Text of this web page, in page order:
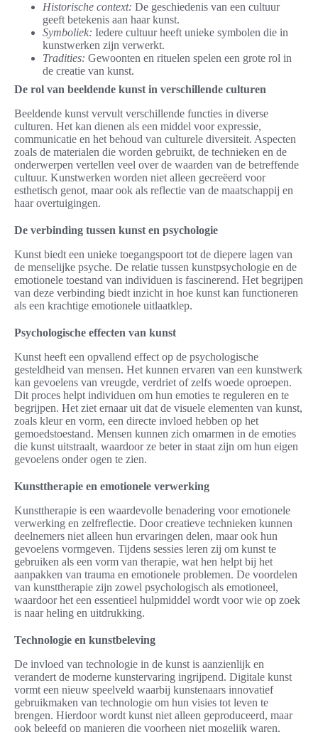
Historische context: De geschiedenis van een cultuur
geeft betekenis aan haar kunst.
Symboliek: Iedere cultuur heeft unieke symbolen die in
kunstwerken zijn verwerkt.
Tradities: Gewoonten en rituelen spelen een grote rol in
de creatie van kunst.
De rol van beeldende kunst in verschillende culturen
Beeldende kunst vervult verschillende functies in diverse
culturen. Het kan dienen als een middel voor expressie,
communicatie en het behoud van culturele diversiteit. Aspecten
zoals de materialen die worden gebruikt, de technieken en de
onderwerpen vertellen veel over de waarden van de betreffende
cultuur. Kunstwerken worden niet alleen gecreëerd voor
esthetisch genot, maar ook als reflectie van de maatschappij en
haar overtuigingen.
De verbinding tussen kunst en psychologie
Kunst biedt een unieke toegangspoort tot de diepere lagen van
de menselijke psyche. De relatie tussen kunstpsychologie en de
emotionele toestand van individuen is fascinerend. Het begrijpen
van deze verbinding biedt inzicht in hoe kunst kan functioneren
als een krachtige emotionele uitlaatklep.
Psychologische effecten van kunst
Kunst heeft een opvallend effect op de psychologische
gesteldheid van mensen. Het kunnen ervaren van een kunstwerk
kan gevoelens van vreugde, verdriet of zelfs woede oproepen.
Dit proces helpt individuen om hun emoties te reguleren en te
begrijpen. Het ziet ernaar uit dat de visuele elementen van kunst,
zoals kleur en vorm, een directe invloed hebben op het
gemoedstoestand. Mensen kunnen zich omarmen in de emoties
die kunst uitstraalt, waardoor ze beter in staat zijn om hun eigen
gevoelens onder ogen te zien.
Kunsttherapie en emotionele verwerking
Kunsttherapie is een waardevolle benadering voor emotionele
verwerking en zelfreflectie. Door creatieve technieken kunnen
deelnemers niet alleen hun ervaringen delen, maar ook hun
gevoelens vormgeven. Tijdens sessies leren zij om kunst te
gebruiken als een vorm van therapie, wat hen helpt bij het
aanpakken van trauma en emotionele problemen. De voordelen
van kunsttherapie zijn zowel psychologisch als emotioneel,
waardoor het een essentieel hulpmiddel wordt voor wie op zoek
is naar heling en uitdrukking.
Technologie en kunstbeleving
De invloed van technologie in de kunst is aanzienlijk en
verandert de moderne kunstervaring ingrijpend. Digitale kunst
vormt een nieuw speelveld waarbij kunstenaars innovatief
gebruikmaken van technologie om hun visies tot leven te
brengen. Hierdoor wordt kunst niet alleen geproduceerd, maar
ook beleefd op manieren die voorheen niet mogelijk waren.